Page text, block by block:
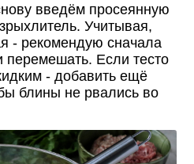
введём просеянную
Учитывая,
- рекомендую сначала
перемешать. Если тесто
- добавить ещё
блины не рвались во